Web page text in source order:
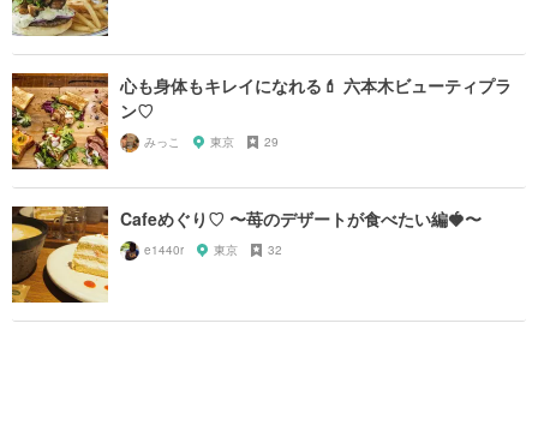
心も身体もキレイになれる💄 六本木ビューティプラ
ン♡
みっこ 東京 29
Cafeめぐり♡ 〜苺のデザートが食べたい編🍓〜
e1440r 東京 32